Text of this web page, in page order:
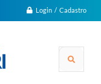
Login / Cadastro